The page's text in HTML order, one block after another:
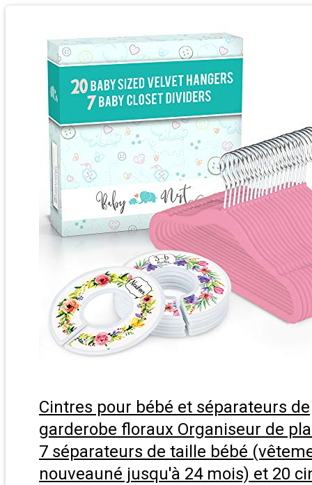
Cintres pour bébé et séparateurs de
garderobe floraux Organiseur de
7 séparateurs de taille bébé
nouveauné jusqu'à 24 mois) et 20